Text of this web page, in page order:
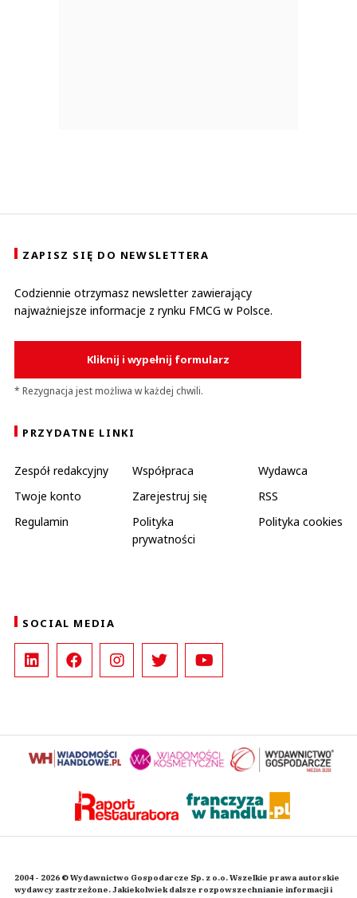
ZAPISZ SIĘ DO NEWSLETTERA
Codziennie otrzymasz newsletter zawierający
najważniejsze informacje z rynku FMCG w Polsce.
Kliknij i wypełnij formularz
* Rezygnacja jest możliwa w każdej chwili.
PRZYDATNE LINKI
Zespół redakcyjny Współpraca
Wydawca
Twoje konto
Zarejestruj się
RSS
Regulamin
Polityka
prywatności
Polityka cookies
SOCIAL MEDIA
2004 - 2026 © Wydawnictwo Gospodarcze Sp. z o.o. Wszelkie prawa autorskie
wydawcy zastrzeżone. Jakiekolwiek dalsze rozpowszechnianie informacji i